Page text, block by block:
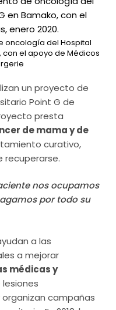
oncología del Hospital
con el apoyo de Médicos
un proyecto de
Point G de
presta
de mama y de
curativo,
recuperarse.
nos ocupamos
por todo su
a las
a mejorar
médicas y
lesiones
campañas